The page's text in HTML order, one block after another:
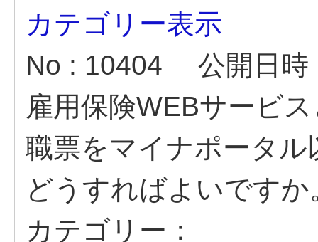
カテゴリー表示
No : 10404
公開日
雇用保険WEBサービ
職票をマイナポータ
どうすればよいですか
カテゴリー：